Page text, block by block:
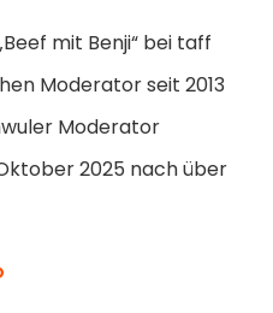
mit Benji“ bei taff
Moderator seit 2013
Moderator
2025 nach über